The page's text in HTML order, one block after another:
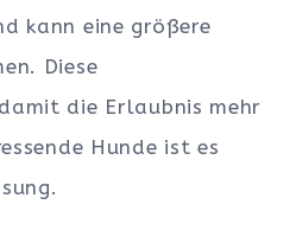
kann eine größere
Diese
die Erlaubnis mehr
Hunde ist es